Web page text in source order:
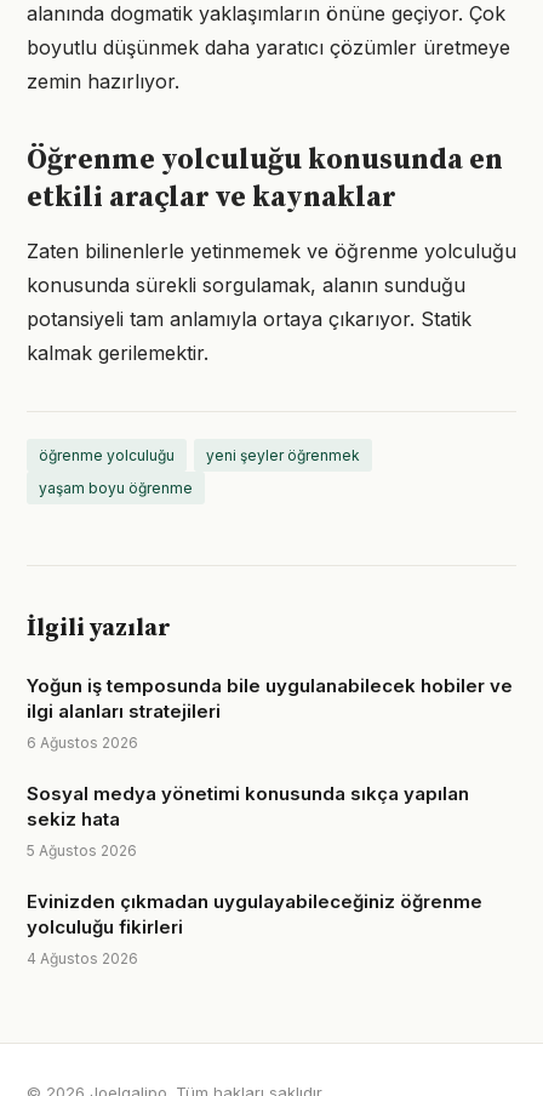
alanında dogmatik yaklaşımların önüne geçiyor. Çok
boyutlu düşünmek daha yaratıcı çözümler üretmeye
zemin hazırlıyor.
Öğrenme yolculuğu konusunda en
etkili araçlar ve kaynaklar
Zaten bilinenlerle yetinmemek ve öğrenme yolculuğu
konusunda sürekli sorgulamak, alanın sunduğu
potansiyeli tam anlamıyla ortaya çıkarıyor. Statik
kalmak gerilemektir.
öğrenme yolculuğu
yeni şeyler öğrenmek
yaşam boyu öğrenme
İlgili yazılar
Yoğun iş temposunda bile uygulanabilecek hobiler ve
ilgi alanları stratejileri
6 Ağustos 2026
Sosyal medya yönetimi konusunda sıkça yapılan
sekiz hata
5 Ağustos 2026
Evinizden çıkmadan uygulayabileceğiniz öğrenme
yolculuğu fikirleri
4 Ağustos 2026